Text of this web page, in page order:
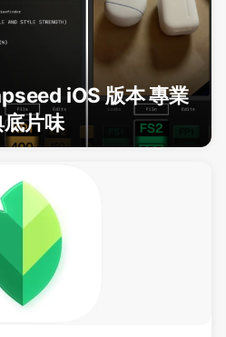
iOS 版本 專業
片味